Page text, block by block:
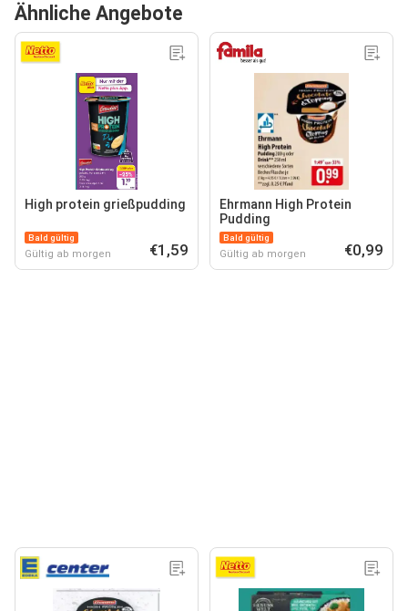
Ähnliche Angebote
High protein grießpudding
Bald gültig
Gültig ab morgen €1,59
Ehrmann High Protein
Pudding
Bald gültig
Gültig ab morgen €0,99